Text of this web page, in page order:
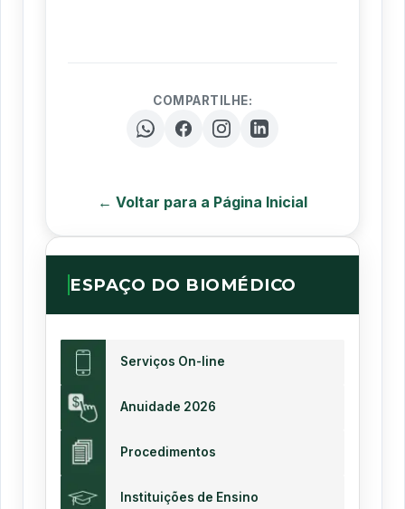
COMPARTILHE:
← Voltar para a Página Inicial
ESPAÇO DO BIOMÉDICO
Serviços On-line
Anuidade 2026
Procedimentos
Instituições de Ensino